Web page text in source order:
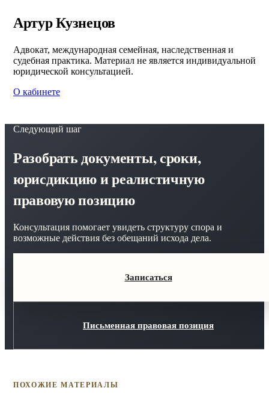
Артур Кузнецов
Адвокат, международная семейная, наследственная и
судебная практика. Материал не является индивидуальной
юридической консультацией.
О кабинете
Следующий шаг
Разобрать документы, сроки,
юрисдикцию и реалистичную
правовую позицию
Консультация помогает увидеть структуру спора и
возможные действия без обещаний исхода дела.
Записаться
Письменная правовая позиция
ПОХОЖИЕ МАТЕРИАЛЫ